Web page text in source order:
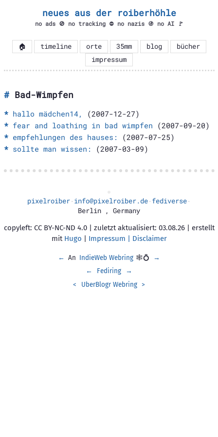
neues aus der roiberhöhle
no ads 🚫 no tracking ⛔ no nazis 🚯 no AI 🚩
🏠 timeline orte 35mm blog
bücher
impressum
Bad-Wimpfen
hallo mädchen14,
(2007-12-27)
fear and loathing in bad wimpfen (2007-09-20)
empfehlungen des hauses:
(2007-07-25)
sollte man wissen:
(2007-03-09)
pixelroiber· info@pixelroiber.de· fediverse·
Berlin , Germany
copyleft: CC BY-NC-ND 4.0 | zuletzt aktualisiert: 03.08.26 | erstellt
mit Hugo | Impressum | Disclaimer
← An IndieWeb Webring 🕸💍
→
←
Fediring
→
<
UberBlogr Webring >